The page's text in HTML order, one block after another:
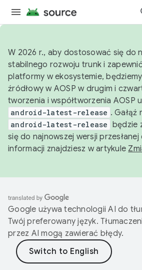
W 2026 r., aby dostosować się do
stabilnego rozwoju trunk i
platformy w ekosystemie,
źródłowy w AOSP w drugim i
tworzenia i współtworzenia AOSP
android-latest-release . Gałąź
android-latest-release będzie
się do najnowszej wersji przesłanej
informacji znajdziesz w artykule
Google używa technologii AI do
Twój preferowany język.
przez AI mogą zawierać błędy.